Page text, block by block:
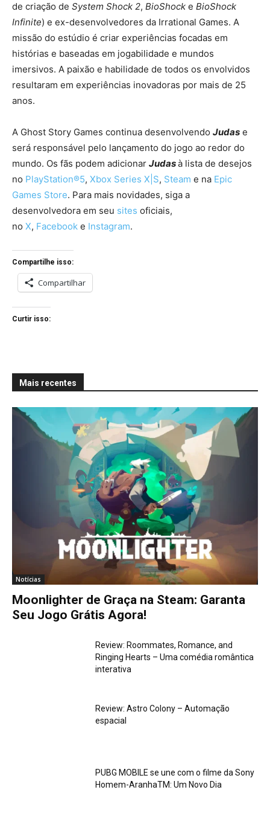
de criação de System Shock 2, BioShock e BioShock
Infinite) e ex-desenvolvedores da Irrational Games. A
missão do estúdio é criar experiências focadas em
histórias e baseadas em jogabilidade e mundos
imersivos. A paixão e habilidade de todos os envolvidos
resultaram em experiências inovadoras por mais de 25
anos.
A Ghost Story Games continua desenvolvendo Judas e
será responsável pelo lançamento do jogo ao redor do
mundo. Os fãs podem adicionar Judasà lista de desejos
no PlayStation®5, Xbox Series X|S, Steam e na Epic
Games Store. Para mais novidades, siga a
desenvolvedora em seu sites oficiais,
no X, Facebook e Instagram.
Compartilhe isso:
Compartilhar
Curtir isso:
Mais recentes
Notícias
Moonlighter de Graça na Steam: Garanta
Seu Jogo Grátis Agora!
Review: Roommates, Romance, and
Ringing Hearts – Uma comédia romântica
interativa
Review: Astro Colony – Automação
espacial
PUBG MOBILE se une com o filme da Sony
Homem-AranhaTM: Um Novo Dia